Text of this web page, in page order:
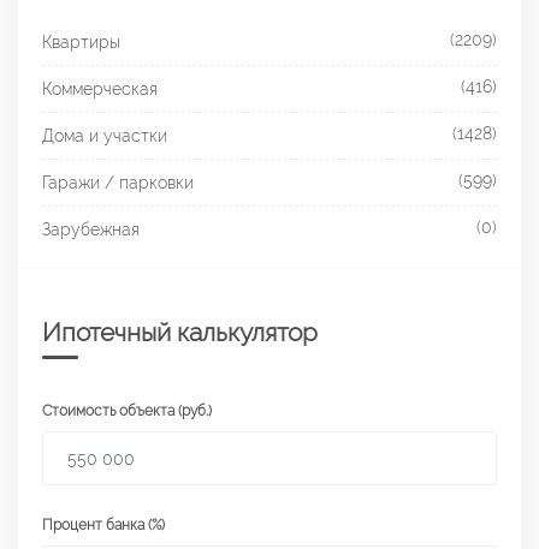
Квартиры (2209)
Коммерческая (416)
Дома и участки (1428)
Гаражи / парковки (599)
Зарубежная (0)
Ипотечный калькулятор
Стоимость объекта (руб.)
Процент банка (%)